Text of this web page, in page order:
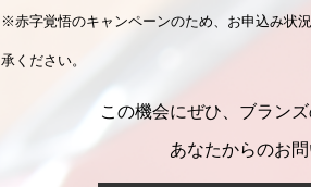
※赤字覚悟のキャンペーンのため、お申込み状
承ください。
この機会にぜひ、ブラン
あなたからのお